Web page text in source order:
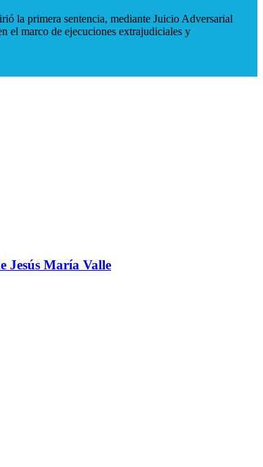
la primera sentencia, mediante Juicio Adversarial
el marco de ejecuciones extrajudiciales y
Jesús María Valle